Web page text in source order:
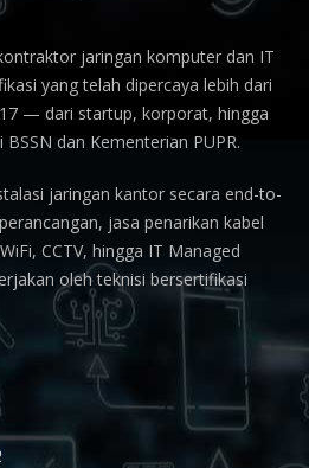
jaringan komputer dan IT
yang telah dipercaya lebih dari
— dari startup, korporat, hingga
dan Kementerian PUPR.
jaringan kantor secara end-to-
jasa penarikan kabel
CCTV, hingga IT Managed
oleh teknisi bersertifikasi